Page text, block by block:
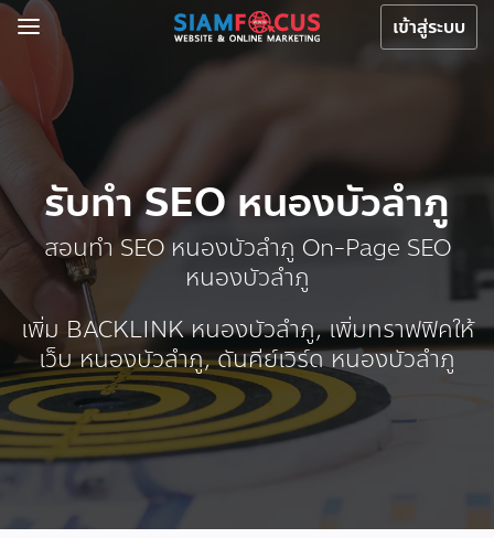
เข้าสู่ระบบ
รับทำ SEO หนองบัวลำภู
สอนทำ SEO หนองบัวลำภู On-Page SEO
หนองบัวลำภู
เพิ่ม BACKLINK หนองบัวลำภู, เพิ่มทราฟฟิคให้
เว็บ หนองบัวลำภู, ดันคีย์เวิร์ด หนองบัวลำภู